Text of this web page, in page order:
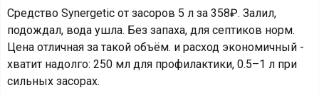
Средство Synergetic от засоров 5 л за 358₽. Залил,
подождал, вода ушла. Без запаха, для септиков норм.
Цена отличная за такой объём. и расход экономичный -
хватит надолго: 250 мл для профилактики, 0.5–1 л при
сильных засорах.